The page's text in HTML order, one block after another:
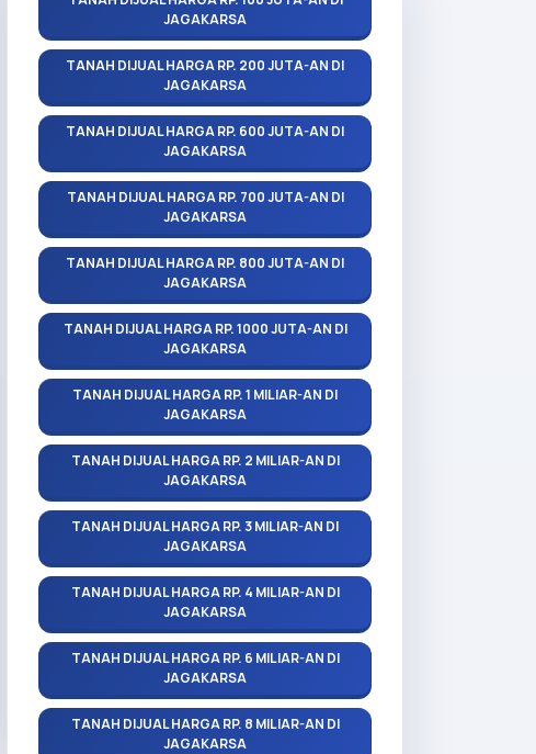
JAGAKARSA
TANAH DIJUAL HARGA RP. 200 JUTA-AN DI
JAGAKARSA
TANAH DIJUAL HARGA RP. 600 JUTA-AN DI
JAGAKARSA
TANAH DIJUAL HARGA RP. 700 JUTA-AN DI
JAGAKARSA
TANAH DIJUAL HARGA RP. 800 JUTA-AN DI
JAGAKARSA
TANAH DIJUAL HARGA RP. 1000 JUTA-AN DI
JAGAKARSA
TANAH DIJUAL HARGA RP. 1 MILIAR-AN DI
JAGAKARSA
TANAH DIJUAL HARGA RP. 2 MILIAR-AN DI
JAGAKARSA
TANAH DIJUAL HARGA RP. 3 MILIAR-AN DI
JAGAKARSA
TANAH DIJUAL HARGA RP. 4 MILIAR-AN DI
JAGAKARSA
TANAH DIJUAL HARGA RP. 6 MILIAR-AN DI
JAGAKARSA
TANAH DIJUAL HARGA RP. 8 MILIAR-AN DI
JAGAKARSA